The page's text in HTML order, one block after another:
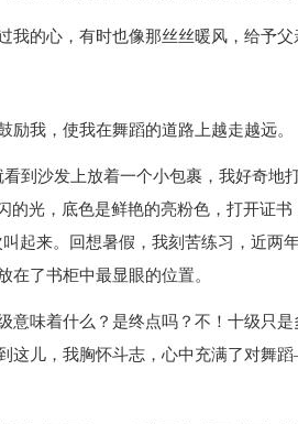
我的心，有时也像那丝丝暖风，给予父
我，使我在舞蹈的道路上越走越远。
到沙发上放着一个小包裹，我好奇地
的光，底色是鲜艳的亮粉色，打开证
起来。回想暑假，我刻苦练习，近两
在了书柜中最显眼的位置。
意味着什么？是终点吗？不！十级只
这儿，我胸怀斗志，心中充满了对舞